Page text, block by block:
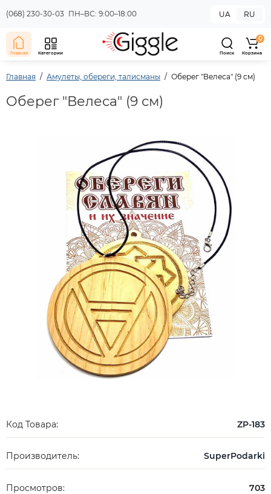
(068) 230-30-03 ПН–ВС: 9:00–18:00 UA RU
Главная Категории Поиск
0
Корзина
Главная Амулеты, обереги, талисманы Оберег "Велеса" (9 см)
Оберег "Велеса" (9 см)
Код Товара: ZP-183
Производитель: SuperPodarki
Просмотров: 703